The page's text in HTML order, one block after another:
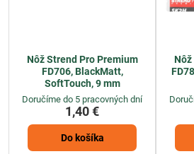
Nôž Strend Pro Premium
FD706, BlackMatt,
SoftTouch, 9 mm
Doručíme do 5 pracovných dní
1,40 €
Do košíka
Nôž